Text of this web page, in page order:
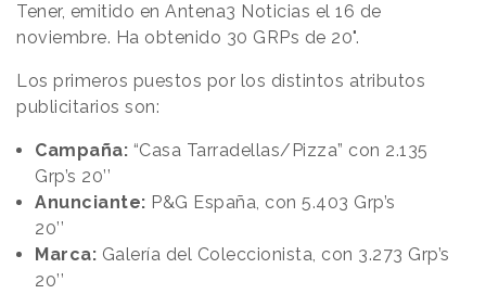
Tener, emitido en Antena3 Noticias el 16 de
noviembre. Ha obtenido 30 GRPs de 20".
Los primeros puestos por los distintos atributos
publicitarios son:
Campaña: “Casa Tarradellas/Pizza” con 2.135
Grp’s 20’’
Anunciante: P&G España, con 5.403 Grp’s
20’’
Marca: Galería del Coleccionista, con 3.273 Grp’s
20’’